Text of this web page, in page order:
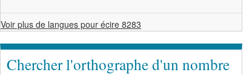
Voir plus de langues pour écire 8283
Chercher l'orthographe d'un nombre